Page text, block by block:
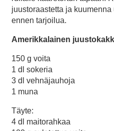
juustoraastetta ja
ennen tarjoilua.
Amerikkalainen
150 g voita
1 dl sokeria
3 dl vehnäjauhoja
1 muna
Täyte:
4 dl maitorahkaa